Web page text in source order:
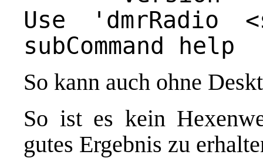
Use 'dmrRadio
subCommand help
So kann auch ohne
So ist es kein
gutes Ergebnis zu